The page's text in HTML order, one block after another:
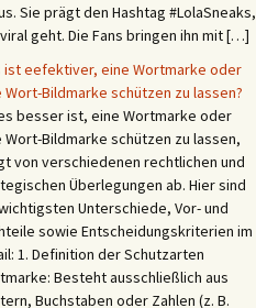
Sie prägt den Hashtag #LolaSneaks,
geht. Die Fans bringen ihn mit […]
ist eefektiver, eine Wortmarke oder
Wort-Bildmarke schützen zu lassen?
besser ist, eine Wortmarke oder
Wort-Bildmarke schützen zu lassen,
von verschiedenen rechtlichen und
Überlegungen ab. Hier sind
Unterschiede, Vor- und
sowie Entscheidungskriterien im
1. Definition der Schutzarten
Besteht ausschließlich aus
Buchstaben oder Zahlen (z. B.